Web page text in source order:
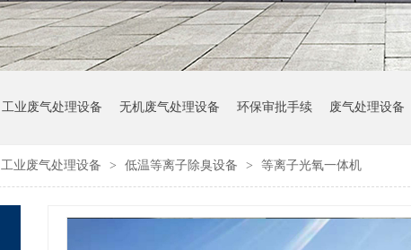
工业废气处理设备 无机废气处理设备 环保审批手续 废气处理设备
工业废气处理设备 > 低温等离子除臭设备 > 等离子光氧一体机